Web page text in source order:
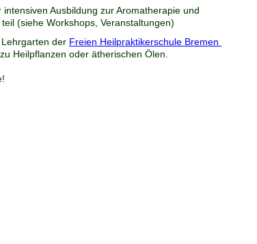
intensiven Ausbildung zur Aromatherapie und
(siehe Workshops, Veranstaltungen)
der Freien Heilpraktikerschule Bremen
Heilpflanzen oder ätherischen Ölen.